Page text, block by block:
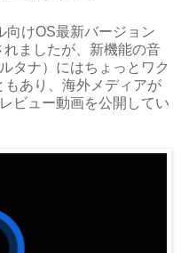
向けOS最新バージョン
れましたが、新機能の音
タナ）にはちょっとワク
もあり、海外メディアが
ビュー動画を公開してい